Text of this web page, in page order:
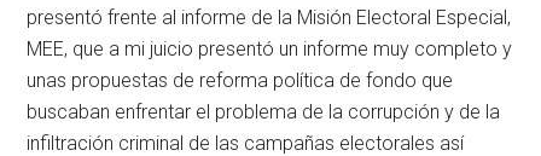
presentó frente al informe de la Misión Electoral Especial,
MEE, que a mi juicio presentó un informe muy completo y
unas propuestas de reforma política de fondo que
buscaban enfrentar el problema de la corrupción y de la
infiltración criminal de las campañas electorales así